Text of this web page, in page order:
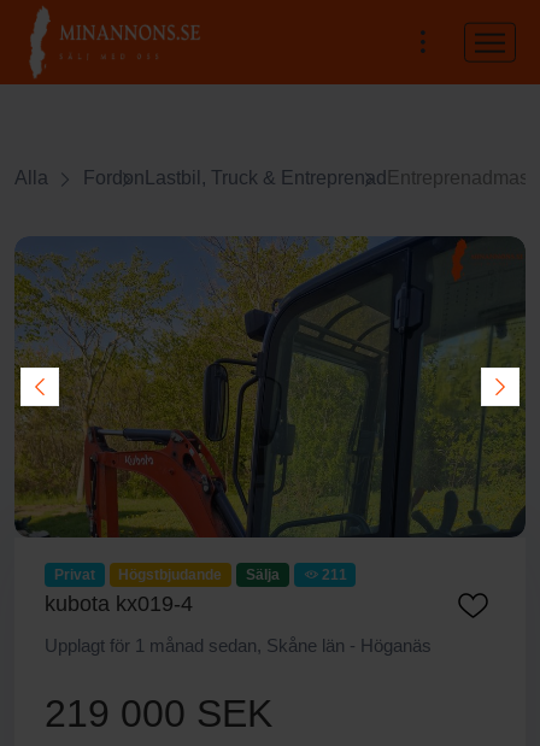
Alla Fordon Lastbil, Truck & Entreprenad
Privat Högstbjudande Sälja 211
kubota kx019-4
Upplagt för 1 månad sedan, Skåne län - Höganäs
219 000 SEK